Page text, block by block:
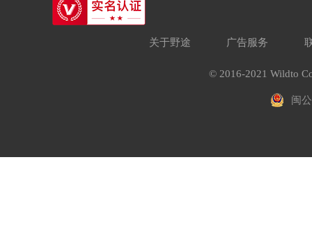
关于野途 广告服务
© 2016-2021 Wildto
闽